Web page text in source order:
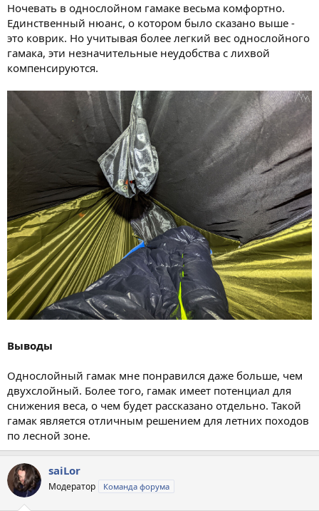
Ночевать в однослойном гамаке весьма комфортно.
Единственный нюанс, о котором было сказано выше -
это коврик. Но учитывая более легкий вес однослойного
гамака, эти незначительные неудобства с лихвой
компенсируются.
Выводы
Однослойный гамак мне понравился даже больше, чем
двухслойный. Более того, гамак имеет потенциал для
снижения веса, о чем будет рассказано отдельно. Такой
гамак является отличным решением для летних походов
по лесной зоне.
saiLor
Модератор Команда форума